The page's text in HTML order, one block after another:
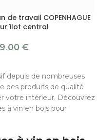
de travail COPENHAGUE
îlot central
€
depuis de nombreuses
des produits de qualité
votre intérieur. Découvrez
à vin en bois pour